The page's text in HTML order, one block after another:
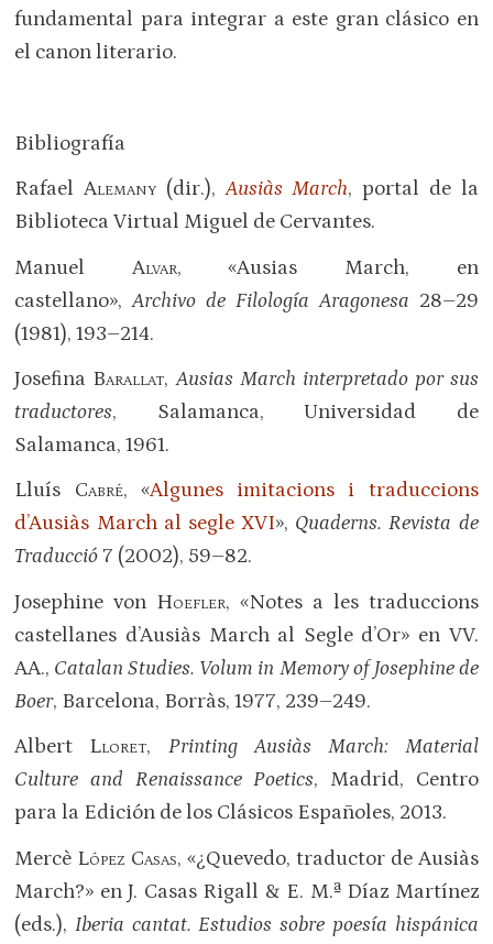
fundamental para integrar a este gran clásico en
el canon literario.
Bibliografía
RafaelAlemany (dir.),Ausiàs March, portal de la
Biblioteca Virtual Miguel de Cervantes.
Manuel Alvar, «Ausias March, en
castellano»,Archivo de Filología Aragonesa 28–29
(1981), 193–214.
Joseﬁna Barallat,Ausias March interpretado por sus
traductores, Salamanca, Universidad de
Salamanca, 1961.
Lluís Cabré, «Algunes imitacions i traduccions
d’Ausiàs March al segle XVI», Quaderns. Revista de
Traducció7 (2002), 59–82.
Josephine von Hoefler, «Notes a les traduccions
castellanes d’Ausiàs March al Segle d’Or» en VV.
AA., Catalan Studies. Volum in Memory of Josephine de
Boer, Barcelona, Borràs, 1977, 239–249.
Albert Lloret, Printing Ausiàs March: Material
Culture and Renaissance Poetics, Madrid, Centro
para la Edición de los Clásicos Españoles, 2013.
Mercè López Casas, «¿Quevedo, traductor de Ausiàs
March?» en J. Casas Rigall & E. M.ª Díaz Martínez
(eds.),Iberia cantat. Estudios sobre poesía hispánica